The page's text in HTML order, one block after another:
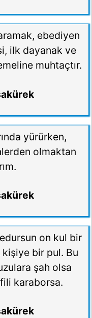
ebediyen
ilk dayanak ve
muhtaçtır.
yürürken,
olmaktan
on kul bir
bir pul. Bu
şah olsa
karaborsa.